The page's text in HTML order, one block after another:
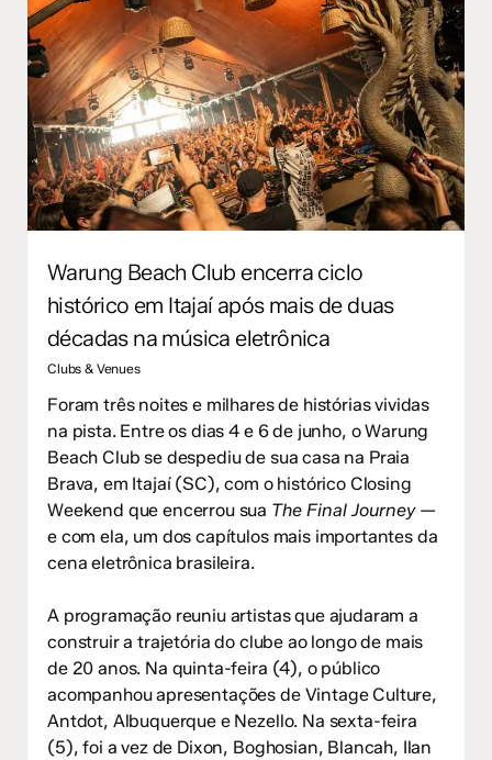
Warung Beach Club encerra ciclo
histórico em Itajaí após mais de duas
décadas na música eletrônica
Clubs & Venues
Foram três noites e milhares de histórias vividas
na pista. Entre os dias 4 e 6 de junho, o Warung
Beach Club se despediu de sua casa na Praia
Brava, em Itajaí (SC), com o histórico Closing
Weekend que encerrou sua The Final Journey—
e com ela, um dos capítulos mais importantes da
cena eletrônica brasileira.
A programação reuniu artistas que ajudaram a
construir a trajetória do clube ao longo de mais
de 20 anos. Na quinta-feira (4), o público
acompanhou apresentações de Vintage Culture,
Antdot, Albuquerque e Nezello. Na sexta-feira
(5), foi a vez de Dixon, Boghosian, Blancah, Ilan